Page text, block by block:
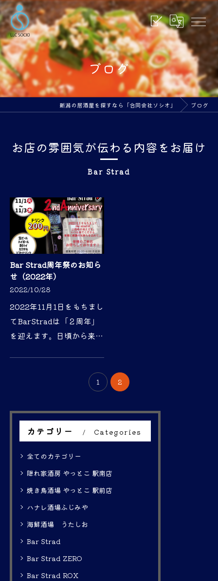
ブログ
新潟の居酒屋を探すなら「合同会社ソシオ」 ブログ
お店の雰囲気が伝わる内容をお届け
Bar Strad
Bar Strad周年祭のお知ら
せ（2022年）
2022/10/28
2022年11月1日をもちまし
てBarStradは「２周年」
を迎えます。日頃から来て
ささやかながら還元させて
いただきます！期間：11月
1日（火）～11月3日
（水）…
1 2
カテゴリー Categories
全てのカテゴリー
隠れ家酒房 やっとこ 駅南店
焼き鳥酒場 やっとこ 駅前店
ハナレ酒場ふじみや
海鮮酒場 うたしお
Bar Strad
Bar Strad ZERO
Bar Strad ROX